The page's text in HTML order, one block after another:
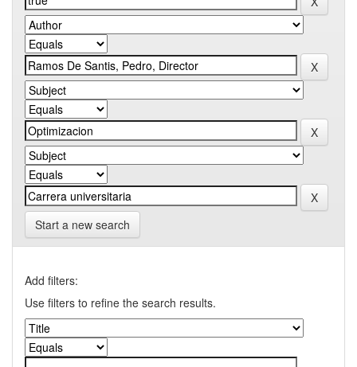
Start a new search
Add filters:
Use filters to refine the search results.